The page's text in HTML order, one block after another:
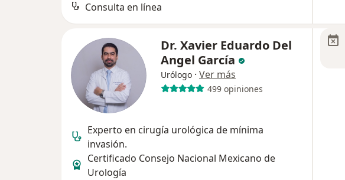
Consulta en línea
Dr. Xavier Eduardo Del
Angel García
Urólogo · Ver más
499 opiniones
Experto en cirugía urológica de mínima
invasión.
Certificado Consejo Nacional Mexicano de
Urología